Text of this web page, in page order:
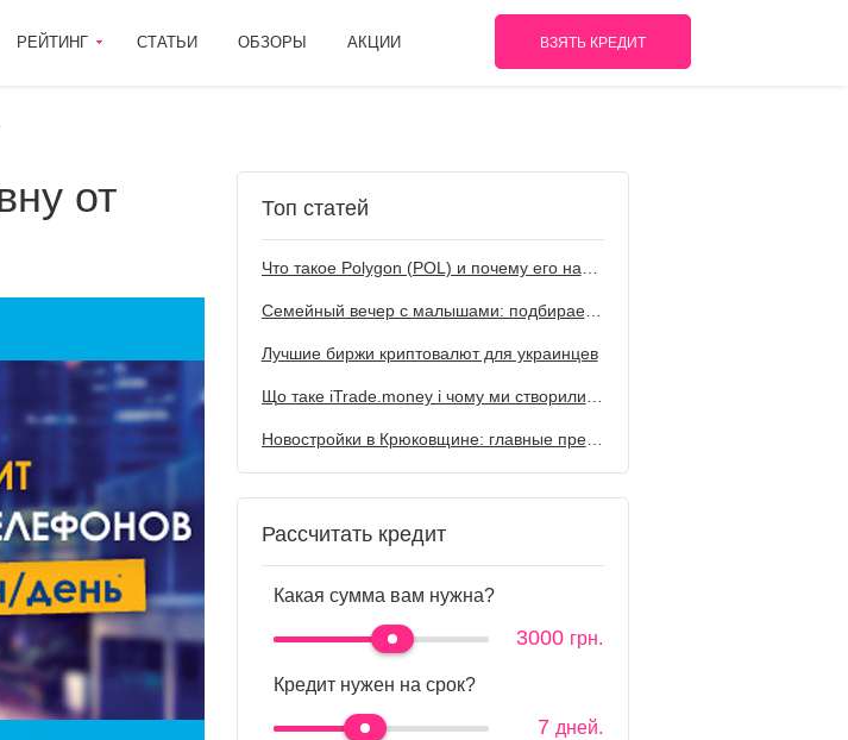
РЕЙТИНГ СТАТЬИ ОБЗОРЫ АКЦИИ ВЗЯТЬ КРЕДИТ
Топ статей
Семейный вечер с малышами: подбираем мультфильм по жанрам
Лучшие биржи криптовалют для украинцев
Новостройки в Крюковщине: главные преимущества
Рассчитать кредит
Какая сумма вам нужна?
3000 грн.
Кредит нужен на срок?
7 дней.